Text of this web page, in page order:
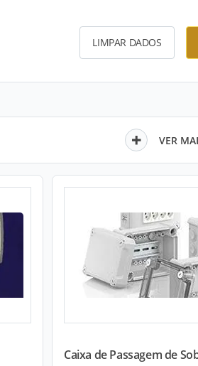
LIMPAR DADOS
VER
Caixa de Passagem de